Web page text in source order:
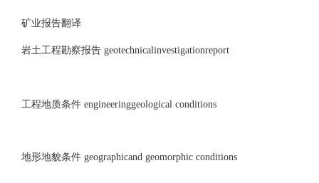
矿业报告翻译
岩土工程勘察报告 geotechnicalinvestigationreport
工程地质条件 engineeringgeological conditions
地形地貌条件 geographicand geomorphic conditions